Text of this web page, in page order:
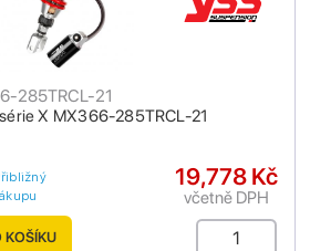
X MX366-285TRCL-21
285TRCL-21
19,778 Kč
včetně DPH
KOŠÍKU